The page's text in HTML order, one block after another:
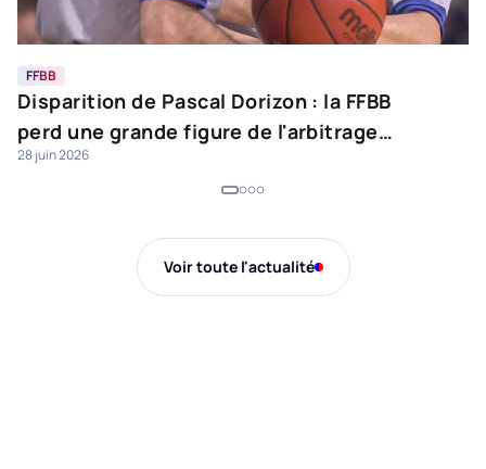
FFBB
Disparition de Pascal Dorizon : la FFBB
perd une grande figure de l'arbitrage
français
28 juin 2026
Voir toute l'actualité